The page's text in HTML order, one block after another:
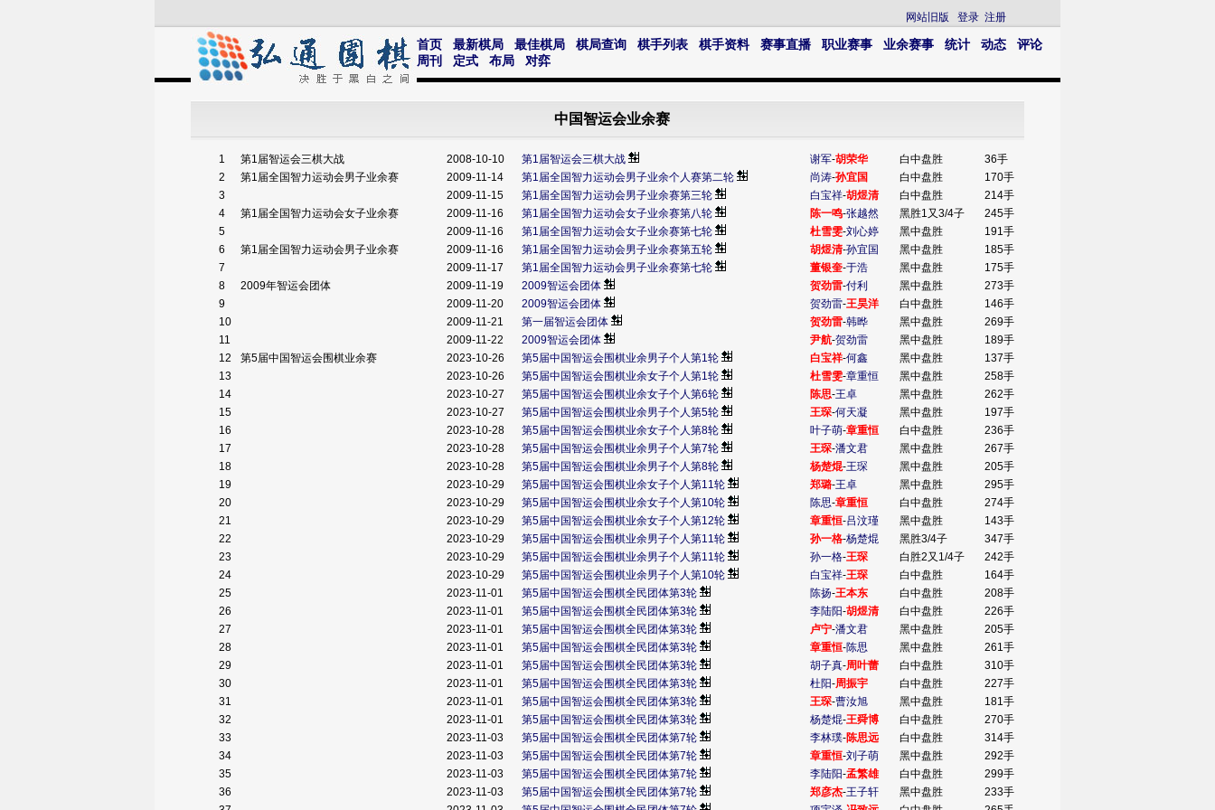
网站旧版 登录 注册
首页 最新棋局 最佳棋局 棋局查询 棋手列表 棋手资料 赛事直播 职业赛事 业余赛事 统计 动态
评论
周刊
定式 布局 对弈
中国智运会业余赛
1 第1届智运会三棋大战 2008-10-10 第1届智运会三棋大战 谢军-胡荣华 白中盘胜
36手
2
第1届全国智力运动会男子业余赛 2009-11-14 第1届全国智力运动会男子业余个人赛第二轮 尚涛-孙宜国 白中盘胜
170手
3
2009-11-15 第1届全国智力运动会男子业余赛第三轮 白宝祥-胡煜清 白中盘胜
214手
4
第1届全国智力运动会女子业余赛 2009-11-16 第1届全国智力运动会女子业余赛第八轮 陈一鸣-张越然 黑胜1又3/4子
245手
5
2009-11-16 第1届全国智力运动会女子业余赛第七轮 杜雪雯-刘心婷 黑中盘胜
191手
6
第1届全国智力运动会男子业余赛 2009-11-16 第1届全国智力运动会男子业余赛第五轮 胡煜清-孙宜国 黑中盘胜
185手
7
2009-11-17 第1届全国智力运动会男子业余赛第七轮 董银奎-于浩 黑中盘胜
175手
8
2009年智运会团体 2009-11-19 2009智运会团体 贺劲雷-付利 黑中盘胜
273手
9
2009-11-20 2009智运会团体 贺劲雷-王昊洋 白中盘胜
146手
10
2009-11-21 第一届智运会团体 贺劲雷-韩晔 黑中盘胜
269手
11
2009-11-22 2009智运会团体 尹航-贺劲雷 黑中盘胜
189手
12
第5届中国智运会围棋业余赛 2023-10-26 第5届中国智运会围棋业余男子个人第1轮 白宝祥-何鑫 黑中盘胜
137手
13
2023-10-26 第5届中国智运会围棋业余女子个人第1轮 杜雪雯-章重恒 黑中盘胜
258手
14
2023-10-27 第5届中国智运会围棋业余女子个人第6轮 陈思-王卓 黑中盘胜
262手
15
2023-10-27 第5届中国智运会围棋业余男子个人第5轮 王琛-何天凝 黑中盘胜
197手
16
2023-10-28 第5届中国智运会围棋业余女子个人第8轮 叶子萌-章重恒 白中盘胜
236手
17
2023-10-28 第5届中国智运会围棋业余男子个人第7轮 王琛-潘文君 黑中盘胜
267手
18
2023-10-28 第5届中国智运会围棋业余男子个人第8轮 杨楚焜-王琛 黑中盘胜
205手
19
2023-10-29 第5届中国智运会围棋业余女子个人第11轮 郑璐-王卓 黑中盘胜
295手
20
2023-10-29 第5届中国智运会围棋业余女子个人第10轮 陈思-章重恒 白中盘胜
274手
21
2023-10-29 第5届中国智运会围棋业余女子个人第12轮 章重恒-吕汶瑾 黑中盘胜
143手
22
2023-10-29 第5届中国智运会围棋业余男子个人第11轮 孙一格-杨楚焜 黑胜3/4子
347手
23
2023-10-29 第5届中国智运会围棋业余男子个人第11轮 孙一格-王琛 白胜2又1/4子
242手
24
2023-10-29 第5届中国智运会围棋业余男子个人第10轮 白宝祥-王琛 白中盘胜
164手
25
2023-11-01 第5届中国智运会围棋全民团体第3轮 陈扬-王本东 白中盘胜
208手
26
2023-11-01 第5届中国智运会围棋全民团体第3轮 李陆阳-胡煜清 白中盘胜
226手
27
2023-11-01 第5届中国智运会围棋全民团体第3轮 卢宁-潘文君 黑中盘胜
205手
28
2023-11-01 第5届中国智运会围棋全民团体第3轮 章重恒-陈思 黑中盘胜
261手
29
2023-11-01 第5届中国智运会围棋全民团体第3轮 胡子真-周叶蕾 白中盘胜
310手
30
2023-11-01 第5届中国智运会围棋全民团体第3轮 杜阳-周振宇 白中盘胜
227手
31
2023-11-01 第5届中国智运会围棋全民团体第3轮 王琛-曹汝旭 黑中盘胜
181手
32
2023-11-01 第5届中国智运会围棋全民团体第3轮 杨楚焜-王舜博 白中盘胜
270手
33
2023-11-03 第5届中国智运会围棋全民团体第7轮 李林璞-陈思远 白中盘胜
314手
34
2023-11-03 第5届中国智运会围棋全民团体第7轮 章重恒-刘子萌 黑中盘胜
292手
35
2023-11-03 第5届中国智运会围棋全民团体第7轮 李陆阳-孟繁雄 白中盘胜
299手
36
2023-11-03 第5届中国智运会围棋全民团体第7轮 郑彦杰-王子轩 黑中盘胜
233手